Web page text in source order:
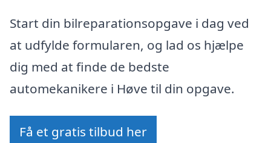
Start din bilreparationsopgave i dag ved
at udfylde formularen, og lad os hjælpe
dig med at finde de bedste
automekanikere i Høve til din opgave.
Få et gratis tilbud her